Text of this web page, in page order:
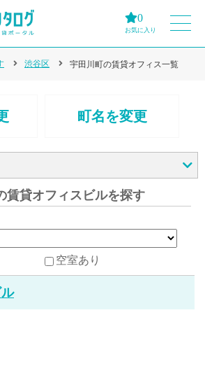
0
お気に入り
渋谷区 宇田川町の賃貸オフィス一覧
町名を変更
賃貸オフィスビルを探す
空室あり